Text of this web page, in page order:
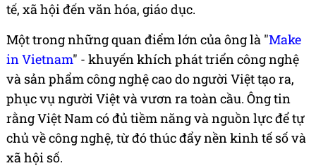
tế, xã hội đến văn hóa, giáo dục.
Một trong những quan điểm lớn của ông là "Make
in Vietnam" - khuyến khích phát triển công nghệ
và sản phẩm công nghệ cao do người Việt tạo ra,
phục vụ người Việt và vươn ra toàn cầu. Ông tin
rằng Việt Nam có đủ tiềm năng và nguồn lực để tự
chủ về công nghệ, từ đó thúc đẩy nền kinh tế số và
xã hội số.